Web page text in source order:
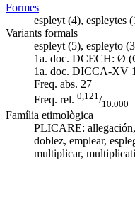
Formes
espleyt (4), espleytes
Variants formals
espleyt (5), espleyto
1a. doc. DCECH: Ø
1a. doc. DICCA-XV
Freq. abs. 27
Freq. rel. 0,121 /10.000
Família etimològica
PLICARE: allegación,
doblez, emplear,
multiplicar,